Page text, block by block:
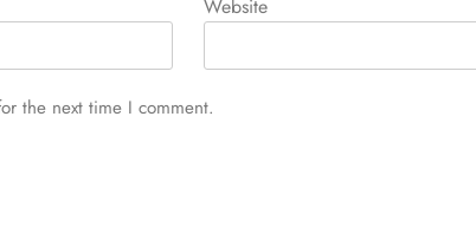
Website
the next time I comment.